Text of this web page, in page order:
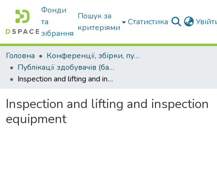
Фонди
та
зібрання
Пошук за
критеріями
Статистика
Головна
Конференції, збірки, публікації молодих вчених і здобувачів : магістрів, бакалаврів, аспірантів.
Публікації здобувачів (бакалаврів. магістрів, аспірантів)
Inspection and lifting and inspection equipment
Inspection and lifting and inspection
equipment